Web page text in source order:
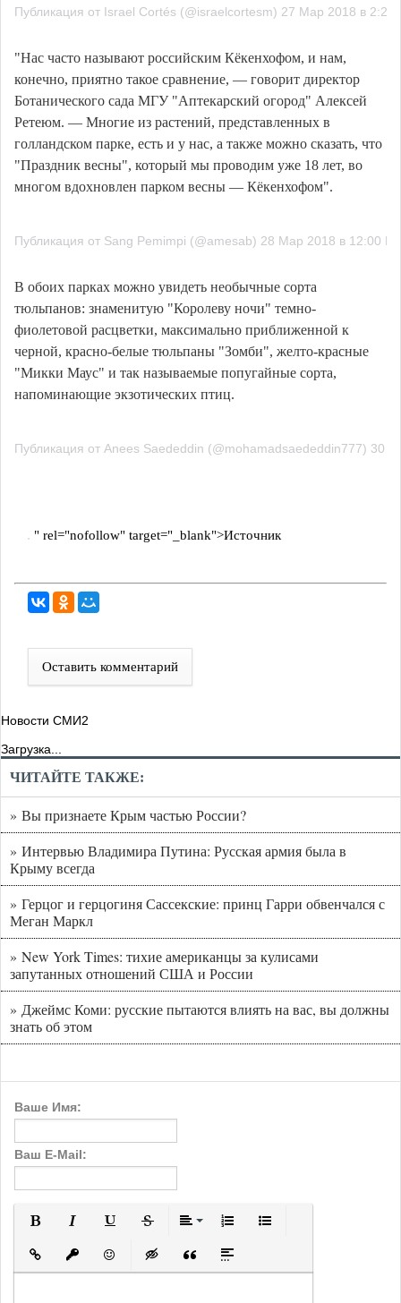
Публикация от Israel Cortés (@israelcortesm) 27 Мар 2018 в 2:22
"Нас часто называют российским Кёкенхофом, и нам,
конечно, приятно такое сравнение, — говорит директор
Ботанического сада МГУ "Аптекарский огород" Алексей
Ретеюм. — Многие из растений, представленных в
голландском парке, есть и у нас, а также можно сказать, что
"Праздник весны", который мы проводим уже 18 лет, во
многом вдохновлен парком весны — Кёкенхофом".
Публикация от Sang Pemimpi (@amesab) 28 Мар 2018 в 12:00
В обоих парках можно увидеть необычные сорта
тюльпанов: знаменитую "Королеву ночи" темно-
фиолетовой расцветки, максимально приближенной к
черной, красно-белые тюльпаны "Зомби", желто-красные
"Микки Маус" и так называемые попугайные сорта,
напоминающие экзотических птиц.
Публикация от Anees Saededdin (@mohamadsaededdin777) 30
" rel="nofollow" target="_blank">Источник
Оставить комментарий
Новости СМИ2
Загрузка...
ЧИТАЙТЕ ТАКЖЕ:
» Вы признаете Крым частью России?
» Интервью Владимира Путина: Русская армия была в
Крыму всегда
» Герцог и герцогиня Сассекские: принц Гарри обвенчался с
Меган Маркл
» New York Times: тихие американцы за кулисами
запутанных отношений США и России
» Джеймс Коми: русские пытаются влиять на вас, вы должны
знать об этом
Ваше Имя:
Ваш E-Mail:
Вставить ссылку
Вставить защищенную ссылку
Вставить смайлик
Вставка скрытого текста
Вставка цитаты
Вставка спойлера